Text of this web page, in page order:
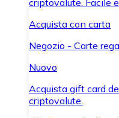
criptovalute. Facile
Acquista con carta
Negozio - Carte
Nuovo
Acquista gift card
criptovalute.